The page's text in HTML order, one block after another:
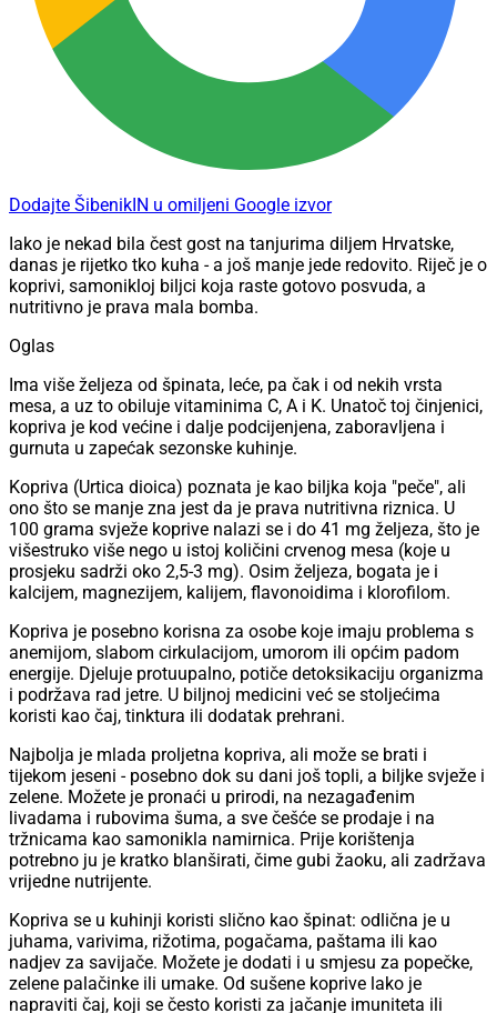
Dodajte ŠibenikIN u omiljeni Google izvor
Iako je nekad bila čest gost na tanjurima diljem Hrvatske,
danas je rijetko tko kuha - a još manje jede redovito. Riječ je o
koprivi, samonikloj biljci koja raste gotovo posvuda, a
nutritivno je prava mala bomba.
Oglas
Ima više željeza od špinata, leće, pa čak i od nekih vrsta
mesa, a uz to obiluje vitaminima C, A i K. Unatoč toj činjenici,
kopriva je kod većine i dalje podcijenjena, zaboravljena i
gurnuta u zapećak sezonske kuhinje.
Kopriva (Urtica dioica) poznata je kao biljka koja "peče", ali
ono što se manje zna jest da je prava nutritivna riznica. U
100 grama svježe koprive nalazi se i do 41 mg željeza, što je
višestruko više nego u istoj količini crvenog mesa (koje u
prosjeku sadrži oko 2,5-3 mg). Osim željeza, bogata je i
kalcijem, magnezijem, kalijem, flavonoidima i klorofilom.
Kopriva je posebno korisna za osobe koje imaju problema s
anemijom, slabom cirkulacijom, umorom ili općim padom
energije. Djeluje protuupalno, potiče detoksikaciju organizma
i podržava rad jetre. U biljnoj medicini već se stoljećima
koristi kao čaj, tinktura ili dodatak prehrani.
Najbolja je mlada proljetna kopriva, ali može se brati i
tijekom jeseni - posebno dok su dani još topli, a biljke svježe i
zelene. Možete je pronaći u prirodi, na nezagađenim
livadama i rubovima šuma, a sve češće se prodaje i na
tržnicama kao samonikla namirnica. Prije korištenja
potrebno ju je kratko blanširati, čime gubi žaoku, ali zadržava
vrijedne nutrijente.
Kopriva se u kuhinji koristi slično kao špinat: odlična je u
juhama, varivima, rižotima, pogačama, paštama ili kao
nadjev za savijače. Možete je dodati i u smjesu za popečke,
zelene palačinke ili umake. Od sušene koprive lako je
napraviti čaj, koji se često koristi za jačanje imuniteta ili